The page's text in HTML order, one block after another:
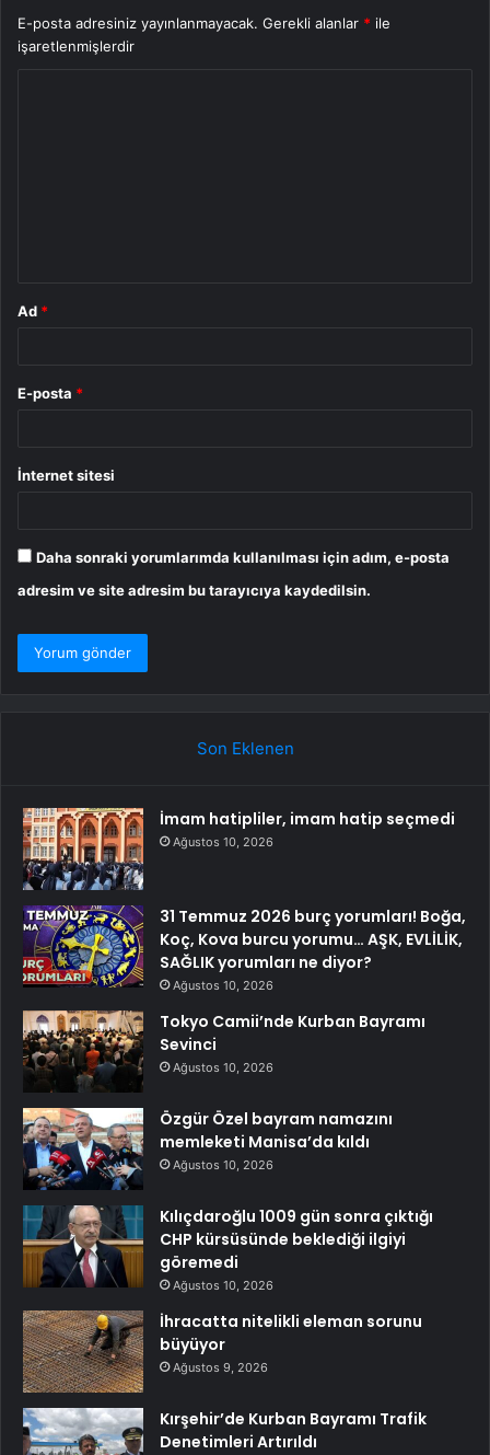
E-posta adresiniz yayınlanmayacak. Gerekli alanlar * ile
işaretlenmişlerdir
Ad *
E-posta *
İnternet sitesi
Daha sonraki yorumlarımda kullanılması için adım, e-posta
adresim ve site adresim bu tarayıcıya kaydedilsin.
Son Eklenen
İmam hatipliler, imam hatip seçmedi
Ağustos 10, 2026
31 Temmuz 2026 burç yorumları! Boğa,
Koç, Kova burcu yorumu… AŞK, EVLİLİK,
SAĞLIK yorumları ne diyor?
Ağustos 10, 2026
Tokyo Camii’nde Kurban Bayramı
Sevinci
Ağustos 10, 2026
Özgür Özel bayram namazını
memleketi Manisa’da kıldı
Ağustos 10, 2026
Kılıçdaroğlu 1009 gün sonra çıktığı
CHP kürsüsünde beklediği ilgiyi
göremedi
Ağustos 10, 2026
İhracatta nitelikli eleman sorunu
büyüyor
Ağustos 9, 2026
Kırşehir’de Kurban Bayramı Trafik
Denetimleri Artırıldı